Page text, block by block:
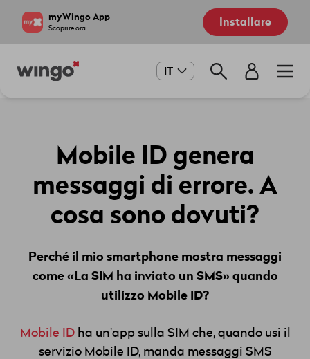
myWingo App
Scoprire ora Installare
Main
IT
Mobile ID genera
messaggi di errore. A
cosa sono dovuti?
Perché il mio smartphone mostra messaggi
come «La SIM ha inviato un SMS» quando
utilizzo Mobile ID?
Mobile IDha un'app sulla SIM che, quando usi il
servizio Mobile ID, manda messaggi SMS